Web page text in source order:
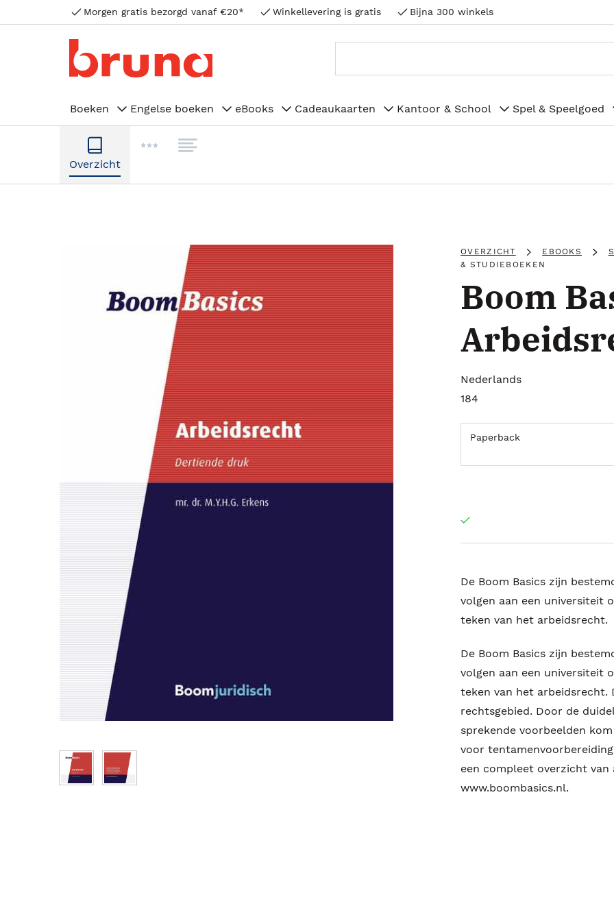
Morgen gratis bezorgd vanaf €20* Winkellevering is gratis Bijna 300 winkels
Boeken Engelse boeken eBooks Cadeaukaarten Kantoor & School Spel & Speelgoed
Overzicht
OVERZICHT EBOOKS
& STUDIEBOEKEN
Boom
Nederlands
184
Paperback
De Boom Basics zijn
volgen aan een universiteit
teken van het arbeidsrecht.
De Boom Basics zijn
volgen aan een universiteit
teken van het arbeidsrecht.
rechtsgebied. Door de
sprekende voorbeelden
voor
een compleet overzicht
www.boombasics.nl.